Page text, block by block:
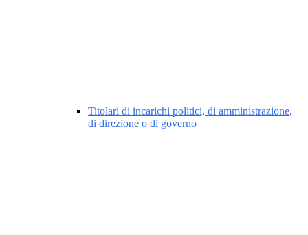
Titolari di incarichi politici, di amministrazione,
di direzione o di governo